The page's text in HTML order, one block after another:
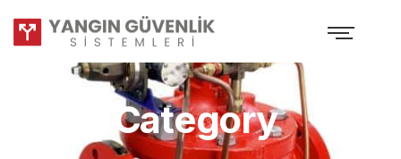
Shop Category